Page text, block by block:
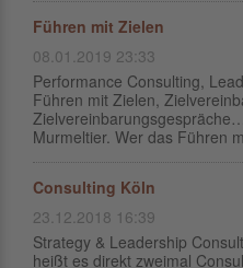
Führen mit Zielen
08.01.2019 23:33
Performance Consulting,
Führen mit Zielen,
Murmeltier. Wer das Führen
Consulting Köln
23.12.2018 16:39
Strategy & Leadership
heißt es direkt zweimal